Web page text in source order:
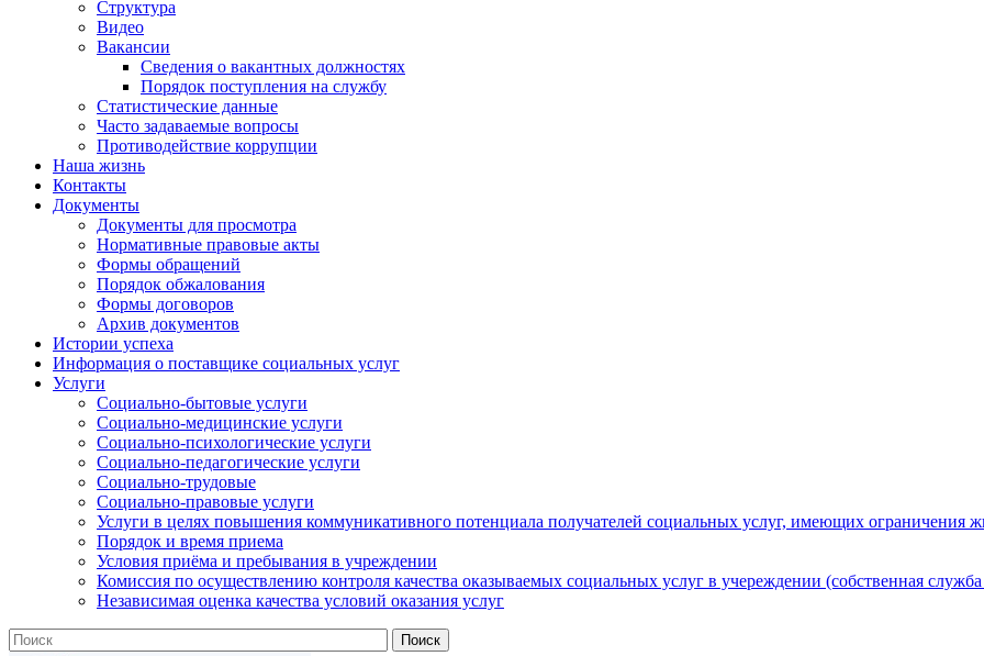
Структура
Видео
Вакансии
Сведения о вакантных должностях
Порядок поступления на службу
Статистические данные
Часто задаваемые вопросы
Противодействие коррупции
Наша жизнь
Контакты
Документы
Документы для просмотра
Нормативные правовые акты
Формы обращений
Порядок обжалования
Формы договоров
Архив документов
Истории успеха
Информация о поставщике социальных услуг
Услуги
Социально-бытовые услуги
Социально-медицинские услуги
Социально-психологические услуги
Социально-педагогические услуги
Социально-трудовые
Социально-правовые услуги
Услуги в целях повышения коммуникативного потенциала получателей социальных услуг, имеющих ограничения
Порядок и время приема
Условия приёма и пребывания в учреждении
Комиссия по осуществлению контроля качества оказываемых социальных услуг в учереждении (собственная
Независимая оценка качества условий оказания услуг